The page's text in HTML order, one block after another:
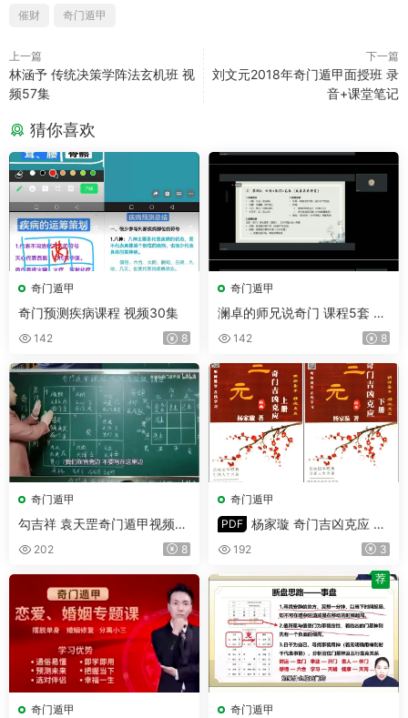
催财 奇门遁甲
上一篇
林涵予 传统决策学阵法玄机班 视
频57集
下一篇
刘文元2018年奇门遁甲面授班 录
音+课堂笔记
猜你喜欢
奇门遁甲
奇门预测疾病课程 视频30集
142 8
奇门遁甲
澜卓的师兄说奇门 课程5套 视
频+文档
142 8
奇门遁甲
勾吉祥 袁天罡奇门遁甲视频课
讲解 视频122集(带字幕)
202 8
奇门遁甲
PDF 杨家璇 奇门吉凶克应 上
下册 PDF
192 3
奇门遁甲 奇门遁甲
荐